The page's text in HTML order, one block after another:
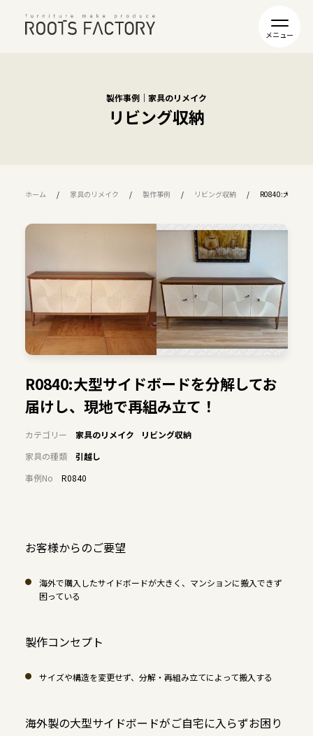
製作事例｜家具のリメイク
リビング収納
ホーム 家具のリメイク 製作事例 リビング収納 R0840:大型サ
R0840:大型サイドボードを分解してお
届けし、現地で再組み立て！
カテゴリー 家具のリメイク
リビング収納
家具の種類
引越し
事例No
R0840
お客様からのご要望
海外で購入したサイドボードが大きく、マンションに搬入できず
困っている
製作コンセプト
サイズや構造を変更せず、分解・再組み立てによって搬入する
海外製の大型サイドボードがご自宅に入らずお困り